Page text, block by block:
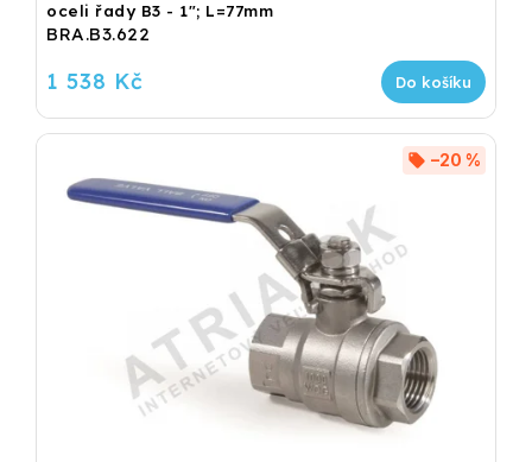
oceli řady B3 - 1"; L=77mm
BRA.B3.622
1 538 Kč Do košíku
–20 %